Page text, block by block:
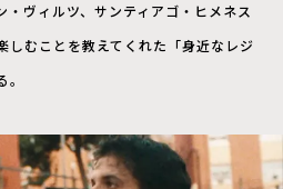
・ヴィルツ、サンティアゴ・ヒメネス
しむことを教えてくれた「身近なレジ